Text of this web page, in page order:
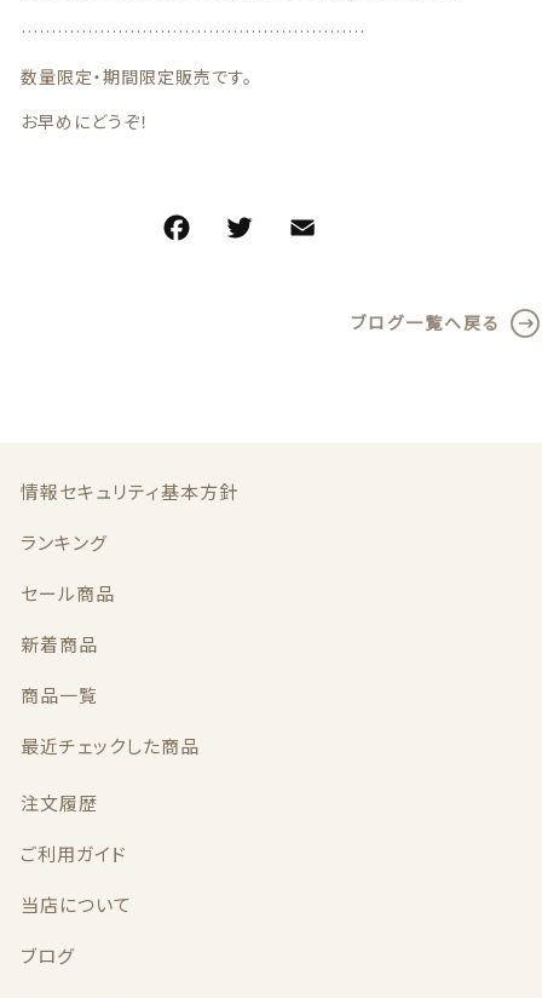
…………………………………………………
数量限定・期間限定販売です。
お早めにどうぞ！
k
ai
ブログ一覧へ戻る
情報セキュリティ基本方針
ランキング
セール商品
新着商品
商品一覧
最近チェックした商品
注文履歴
ご利用ガイド
当店について
ブログ